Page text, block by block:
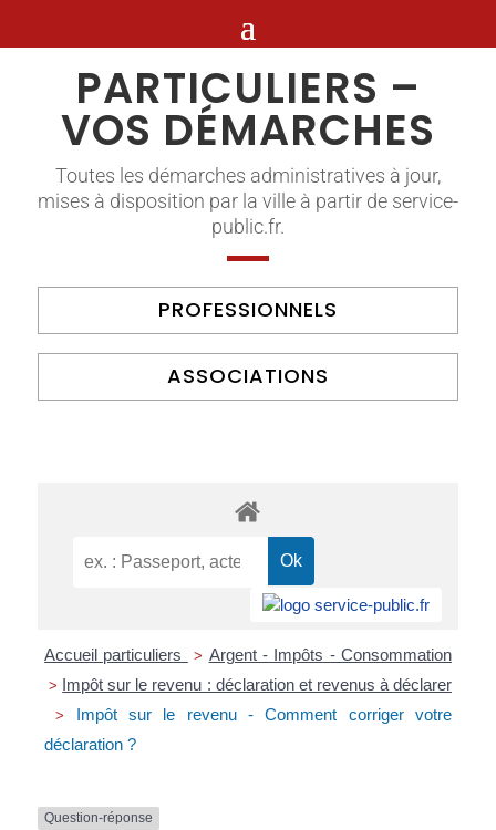
PARTICULIERS –
VOS DÉMARCHES
Toutes les démarches administratives à jour,
mises à disposition par la ville à partir de service-
public.fr.
PROFESSIONNELS
ASSOCIATIONS
Accueil particuliers > Argent - Impôts - Consommation
> Impôt sur le revenu : déclaration et revenus à déclarer
>
Impôt sur le revenu - Comment corriger votre
déclaration ?
Question-réponse